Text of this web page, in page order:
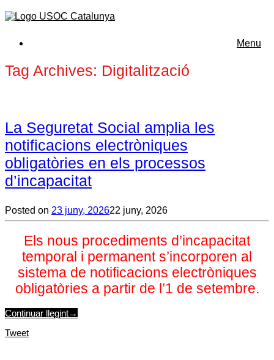
Menu
Tag Archives: Digitalització
La Seguretat Social amplia les
notificacions electròniques
obligatòries en els processos
d’incapacitat
Posted on 23 juny, 202622 juny, 2026
Els nous procediments d’incapacitat
temporal i permanent s’incorporen al
sistema de notificacions electròniques
obligatòries a partir de l’1 de setembre.
Continuar llegint→
Tweet